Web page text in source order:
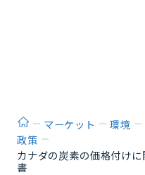
ホームマーケット 環境
政策
カナダの炭素の価格付け
書